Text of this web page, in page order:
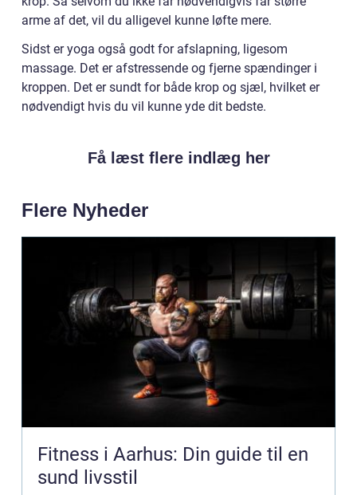
arme af det, vil du alligevel kunne løfte mere.
Sidst er yoga også godt for afslapning, ligesom
massage. Det er afstressende og fjerne spændinger i
kroppen. Det er sundt for både krop og sjæl, hvilket er
nødvendigt hvis du vil kunne yde dit bedste.
Få læst flere indlæg her
Flere Nyheder
Fitness i Aarhus: Din guide til en
sund livsstil